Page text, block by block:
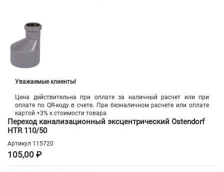
Уважаемые клиенты!
Цена действительна при оплате за наличный расчет или при
оплате по QR-коду в счете. При безналичном расчете или оплате
картой +3% к стоимости товара.
Переход канализационный эксцентрический Ostendorf
HTR 110/50
Артикул 115720
105,00 ₽